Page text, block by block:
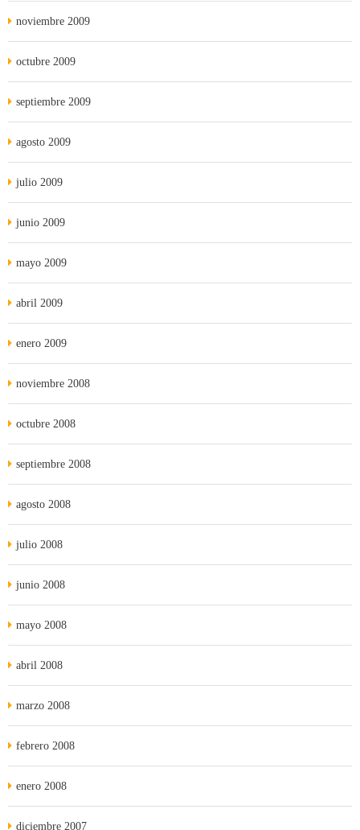
noviembre 2009
octubre 2009
septiembre 2009
agosto 2009
julio 2009
junio 2009
mayo 2009
abril 2009
enero 2009
noviembre 2008
octubre 2008
septiembre 2008
agosto 2008
julio 2008
junio 2008
mayo 2008
abril 2008
marzo 2008
febrero 2008
enero 2008
diciembre 2007